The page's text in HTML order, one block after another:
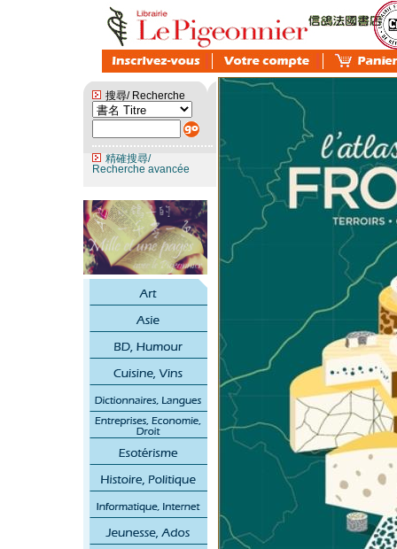
搜尋/ Recherche
精確搜尋/
Recherche avancée